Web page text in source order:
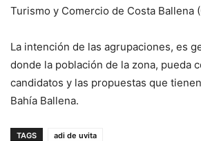
Turismo y Comercio de Costa Ballena
La intención de las agrupaciones, es
donde la población de la zona, pueda
candidatos y las propuestas que
Bahía Ballena.
TAGS
adi de uvita